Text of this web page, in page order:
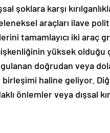
şoklara karşı
araçları ilave
tamamlayıcı iki araç
yüksek olduğu
doğrudan veya
haline geliyor.
önlemler veya dışsal